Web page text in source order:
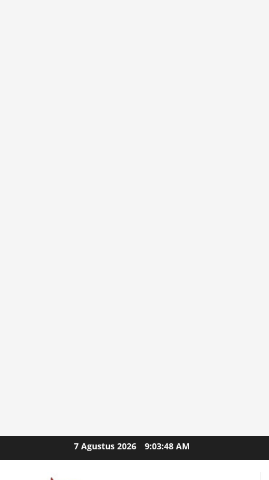
to
7 Agustus 2026 9:03:50 AM